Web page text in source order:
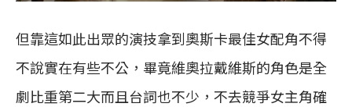
但靠這如此出眾的演技拿到奧斯卡最佳女配角不得
不說實在有些不公，畢竟維奧拉戴維斯的角色是全
劇比重第二大而且台詞也不少，不去競爭女主角確